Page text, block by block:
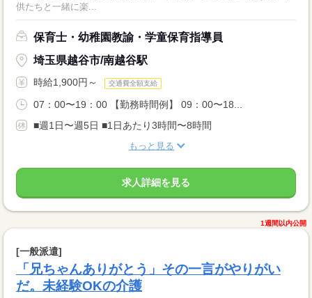
供たちと一緒に楽...
保育士・幼稚園教諭・学童保育指導員
埼玉県越谷市/南越谷駅
時給1,900円～ 交通費全額支給
07：00〜19：00 【勤務時間例】 09：00〜18...
■週1日〜週5日 ■1日あたり3時間〜8時間
もっと見る
求人詳細を見る
1週間以内公開
[一般派遣]
「兄ちゃんありがとう」その一言がやりがい
だ。未経験OKの介護